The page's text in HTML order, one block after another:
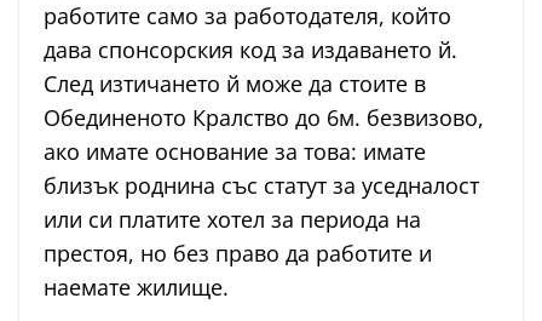
работите само за работодателя, който
дава спонсорския код за издаването й.
След изтичането й може да стоите в
Обединеното Кралство до 6м. безвизово,
ако имате основание за това: имате
близък роднина със статут за уседналост
или си платите хотел за периода на
престоя, но без право да работите и
наемате жилище.